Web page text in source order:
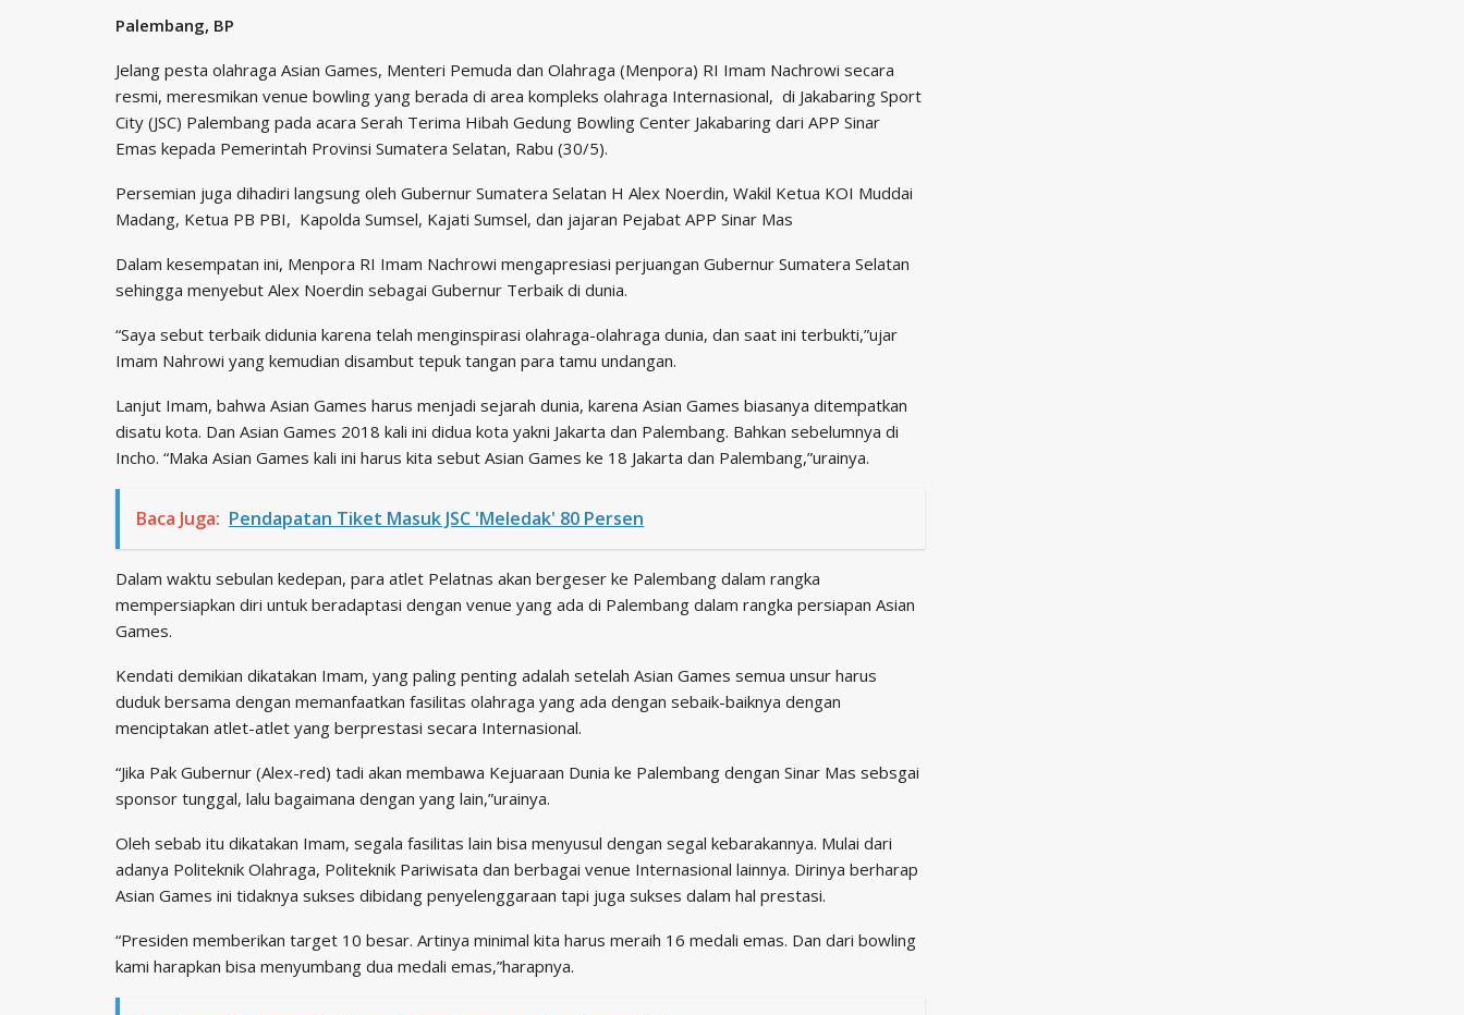
Palembang, BP
Jelang pesta olahraga Asian Games, Menteri Pemuda dan Olahraga (Menpora) RI Imam Nachrowi secara
resmi, meresmikan venue bowling yang berada di area kompleks olahraga Internasional, di Jakabaring Sport
City (JSC) Palembang pada acara Serah Terima Hibah Gedung Bowling Center Jakabaring dari APP Sinar
Emas kepada Pemerintah Provinsi Sumatera Selatan, Rabu (30/5).
Persemian juga dihadiri langsung oleh Gubernur Sumatera Selatan H Alex Noerdin, Wakil Ketua KOI Muddai
Madang, Ketua PB PBI, Kapolda Sumsel, Kajati Sumsel, dan jajaran Pejabat APP Sinar Mas
Dalam kesempatan ini, Menpora RI Imam Nachrowi mengapresiasi perjuangan Gubernur Sumatera Selatan
sehingga menyebut Alex Noerdin sebagai Gubernur Terbaik di dunia.
“Saya sebut terbaik didunia karena telah menginspirasi olahraga-olahraga dunia, dan saat ini terbukti,”ujar
Imam Nahrowi yang kemudian disambut tepuk tangan para tamu undangan.
Lanjut Imam, bahwa Asian Games harus menjadi sejarah dunia, karena Asian Games biasanya ditempatkan
disatu kota. Dan Asian Games 2018 kali ini didua kota yakni Jakarta dan Palembang. Bahkan sebelumnya di
Incho. “Maka Asian Games kali ini harus kita sebut Asian Games ke 18 Jakarta dan Palembang,”urainya.
Baca Juga: Pendapatan Tiket Masuk JSC 'Meledak' 80 Persen
Dalam waktu sebulan kedepan, para atlet Pelatnas akan bergeser ke Palembang dalam rangka
mempersiapkan diri untuk beradaptasi dengan venue yang ada di Palembang dalam rangka persiapan Asian
Games.
Kendati demikian dikatakan Imam, yang paling penting adalah setelah Asian Games semua unsur harus
duduk bersama dengan memanfaatkan fasilitas olahraga yang ada dengan sebaik-baiknya dengan
menciptakan atlet-atlet yang berprestasi secara Internasional.
“Jika Pak Gubernur (Alex-red) tadi akan membawa Kejuaraan Dunia ke Palembang dengan Sinar Mas sebsgai
sponsor tunggal, lalu bagaimana dengan yang lain,”urainya.
Oleh sebab itu dikatakan Imam, segala fasilitas lain bisa menyusul dengan segal kebarakannya. Mulai dari
adanya Politeknik Olahraga, Politeknik Pariwisata dan berbagai venue Internasional lainnya. Dirinya berharap
Asian Games ini tidaknya sukses dibidang penyelenggaraan tapi juga sukses dalam hal prestasi.
“Presiden memberikan target 10 besar. Artinya minimal kita harus meraih 16 medali emas. Dan dari bowling
kami harapkan bisa menyumbang dua medali emas,”harapnya.